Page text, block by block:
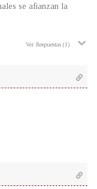
se afianzan la
Ver Respuestas (1)